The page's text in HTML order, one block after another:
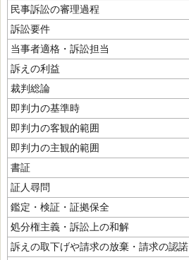
民事訴訟の審理過程
訴訟要件
当事者適格・訴訟担当
訴えの利益
裁判総論
即判力の基準時
即判力の客観的範囲
即判力の主観的範囲
書証
証人尋問
鑑定・検証・証拠保全
処分権主義・訴訟上の和解
訴えの取下げや請求の放棄・請求の認諾